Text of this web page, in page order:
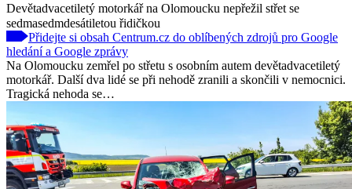
Devětadvacetiletý motorkář na Olomoucku nepřežil střet se
sedmasedmdesátiletou řidičkou
Přidejte si obsah Centrum.cz do oblíbených zdrojů pro Google
hledání a Google zprávy
Na Olomoucku zemřel po střetu s osobním autem devětadvacetiletý
motorkář. Další dva lidé se při nehodě zranili a skončili v nemocnici.
Tragická nehoda se…